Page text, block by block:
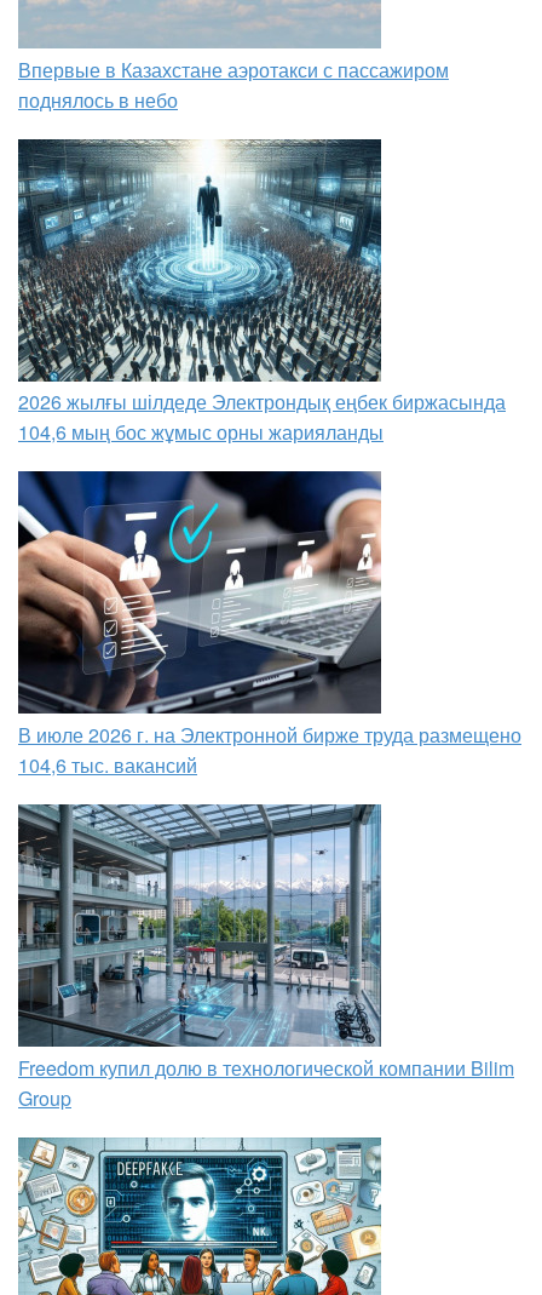
Впервые в Казахстане аэротакси с пассажиром
поднялось в небо
2026 жылғы шілдеде Электрондық еңбек биржасында
104,6 мың бос жұмыс орны жарияланды
В июле 2026 г. на Электронной бирже труда размещено
104,6 тыс. вакансий
Freedom купил долю в технологической компании Bilim
Group